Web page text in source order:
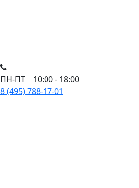
ПН-ПТ 10:00 - 18:00
8 (495) 788-17-01